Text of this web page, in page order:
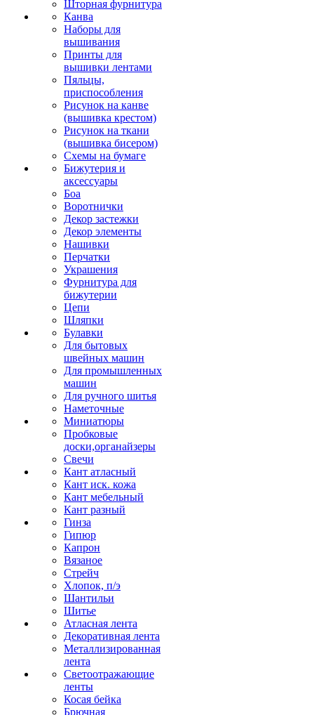
Шторная фурнитура
Канва
Наборы для
вышивания
Принты для
вышивки лентами
Пяльцы,
приспособления
Рисунок на канве
(вышивка крестом)
Рисунок на ткани
(вышивка бисером)
Схемы на бумаге
Бижутерия и
аксессуары
Боа
Воротнички
Декор застежки
Декор элементы
Нашивки
Перчатки
Украшения
Фурнитура для
бижутерии
Цепи
Шляпки
Булавки
Для бытовых
швейных машин
Для промышленных
машин
Для ручного шитья
Наметочные
Миниатюры
Пробковые
доски,органайзеры
Свечи
Кант атласный
Кант иск. кожа
Кант мебельный
Кант разный
Гинза
Гипюр
Капрон
Вязаное
Стрейч
Хлопок, п/э
Шантильи
Шитье
Атласная лента
Декоративная лента
Металлизированная
лента
Светоотражающие
ленты
Косая бейка
Брючная